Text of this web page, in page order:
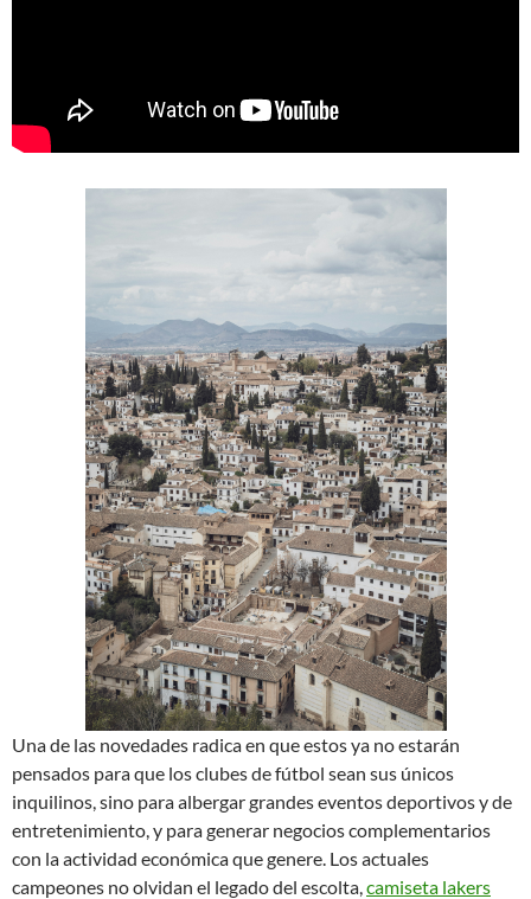
Una de las novedades radica en que estos ya no estarán
pensados para que los clubes de fútbol sean sus únicos
inquilinos, sino para albergar grandes eventos deportivos y de
entretenimiento, y para generar negocios complementarios
con la actividad económica que genere. Los actuales
campeones no olvidan el legado del escolta, camiseta lakers